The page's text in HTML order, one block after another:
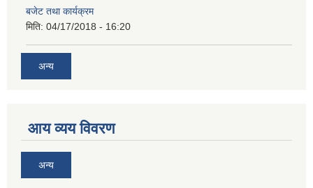
बजेट तथा कार्यक्रम
मिति: 04/17/2018 - 16:20
अन्य
आय व्यय विवरण
अन्य